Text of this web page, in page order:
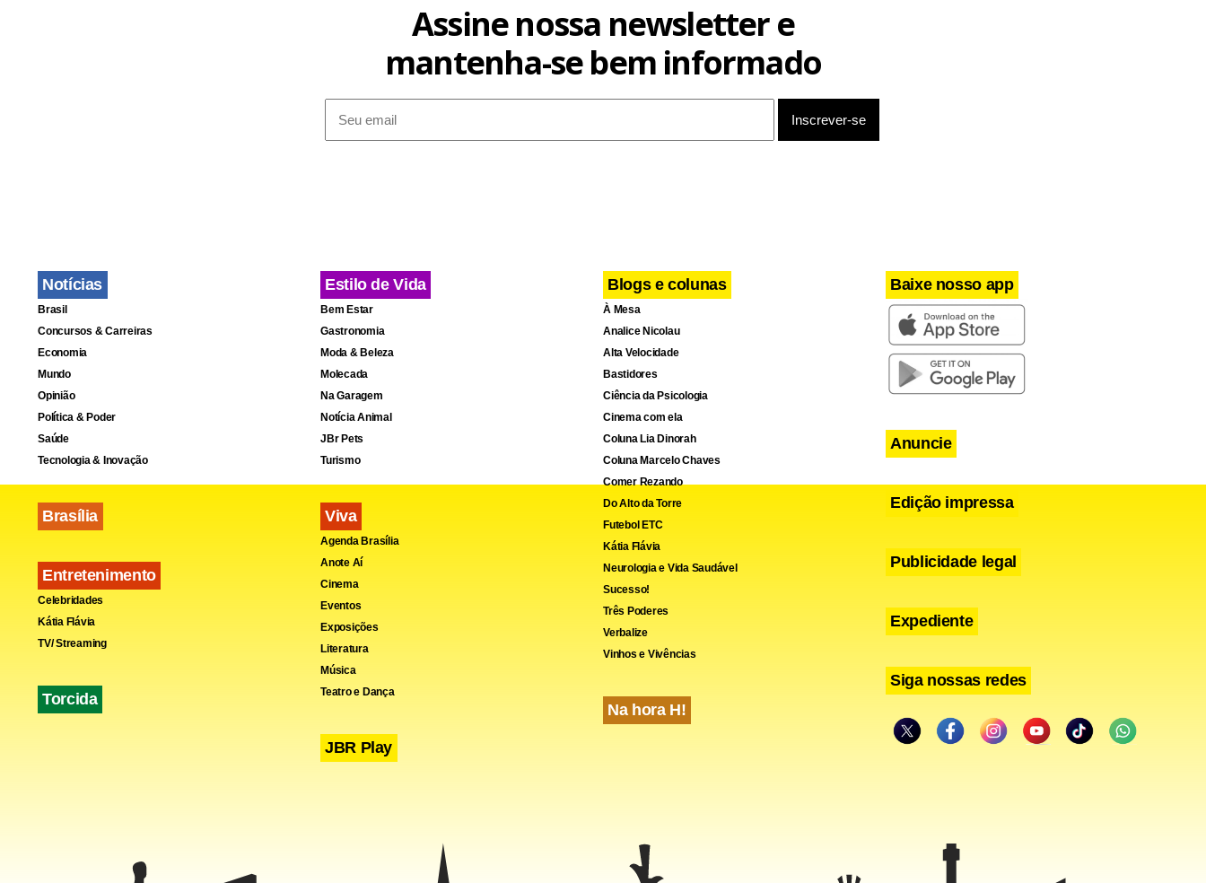
Assine nossa newsletter e
mantenha-se bem informado
Notícias
Brasil
Concursos & Carreiras
Economia
Mundo
Opinião
Política & Poder
Saúde
Tecnologia & Inovação
Brasília
Entretenimento
Celebridades
Kátia Flávia
TV/ Streaming
Torcida
Estilo de Vida
Bem Estar
Gastronomia
Moda & Beleza
Molecada
Na Garagem
Notícia Animal
JBr Pets
Turismo
Viva
Agenda Brasília
Anote Aí
Cinema
Eventos
Exposições
Literatura
Música
Teatro e Dança
JBR Play
Blogs e colunas
À Mesa
Analice Nicolau
Alta Velocidade
Bastidores
Ciência da Psicologia
Cinema com ela
Coluna Lia Dinorah
Coluna Marcelo Chaves
Comer Rezando
Do Alto da Torre
Futebol ETC
Kátia Flávia
Neurologia e Vida Saudável
Sucesso!
Três Poderes
Verbalize
Vinhos e Vivências
Na hora H!
Baixe nosso app
Anuncie
Edição impressa
Publicidade legal
Expediente
Siga nossas redes